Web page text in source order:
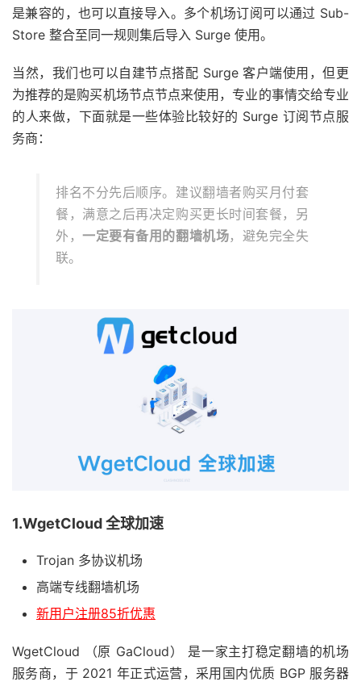
是兼容的，也可以直接导入。多个机场订阅可以通过 Sub-
Store 整合至同一规则集后导入 Surge 使用。
当然，我们也可以自建节点搭配 Surge 客户端使用，但更
为推荐的是购买机场节点节点来使用，专业的事情交给专业
的人来做，下面就是一些体验比较好的 Surge 订阅节点服
务商：
排名不分先后顺序。建议翻墙者购买月付套
餐，满意之后再决定购买更长时间套餐，另
外，一定要有备用的翻墙机场，避免完全失
联。
1.WgetCloud 全球加速
Trojan 多协议机场
高端专线翻墙机场
新用户注册85折优惠
WgetCloud （原 GaCloud） 是一家主打稳定翻墙的机场
服务商，于 2021 年正式运营，采用国内优质 BGP 服务器